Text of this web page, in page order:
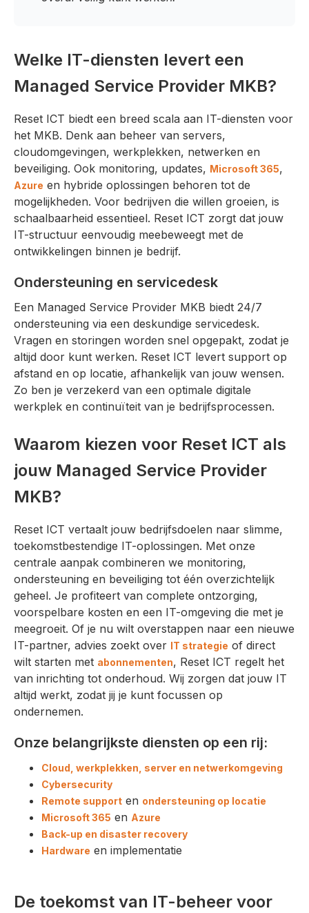
Welke IT-diensten levert een
Managed Service Provider MKB?
Reset ICT biedt een breed scala aan IT-diensten voor
het MKB. Denk aan beheer van servers,
cloudomgevingen, werkplekken, netwerken en
beveiliging. Ook monitoring, updates, Microsoft 365,
Azure en hybride oplossingen behoren tot de
mogelijkheden. Voor bedrijven die willen groeien, is
schaalbaarheid essentieel. Reset ICT zorgt dat jouw
IT-structuur eenvoudig meebeweegt met de
ontwikkelingen binnen je bedrijf.
Ondersteuning en servicedesk
Een Managed Service Provider MKB biedt 24/7
ondersteuning via een deskundige servicedesk.
Vragen en storingen worden snel opgepakt, zodat je
altijd door kunt werken. Reset ICT levert support op
afstand en op locatie, afhankelijk van jouw wensen.
Zo ben je verzekerd van een optimale digitale
werkplek en continuïteit van je bedrijfsprocessen.
Waarom kiezen voor Reset ICT als
jouw Managed Service Provider
MKB?
Reset ICT vertaalt jouw bedrijfsdoelen naar slimme,
toekomstbestendige IT-oplossingen. Met onze
centrale aanpak combineren we monitoring,
ondersteuning en beveiliging tot één overzichtelijk
geheel. Je profiteert van complete ontzorging,
voorspelbare kosten en een IT-omgeving die met je
meegroeit. Of je nu wilt overstappen naar een nieuwe
IT-partner, advies zoekt over IT strategie of direct
wilt starten met abonnementen, Reset ICT regelt het
van inrichting tot onderhoud. Wij zorgen dat jouw IT
altijd werkt, zodat jij je kunt focussen op
ondernemen.
Onze belangrijkste diensten op een rij:
Cloud, werkplekken, server en netwerkomgeving
Cybersecurity
Remote support en ondersteuning op locatie
Microsoft 365 en Azure
Back-up en disaster recovery
Hardware en implementatie
De toekomst van IT-beheer voor